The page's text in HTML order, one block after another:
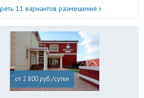
11 вариантов размещения
от 2 800 руб./сутки